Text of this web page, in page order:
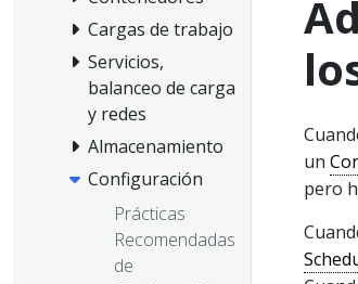
Cargas de trabajo
Servicios,
balanceo de carga
y redes
Almacenamiento
Configuración
Prácticas
Recomendadas
de
un
pero